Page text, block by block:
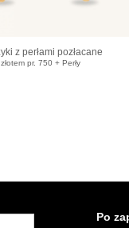
z perłami pozłacane
pr. 750 + Perły
Po